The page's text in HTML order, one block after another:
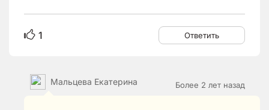
1 Ответить
Более 2 лет назад
Мальцева Екатерина